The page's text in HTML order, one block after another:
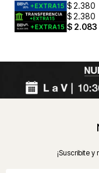
$ 2.380
$ 2.380
$ 2.083
¡Suscribite